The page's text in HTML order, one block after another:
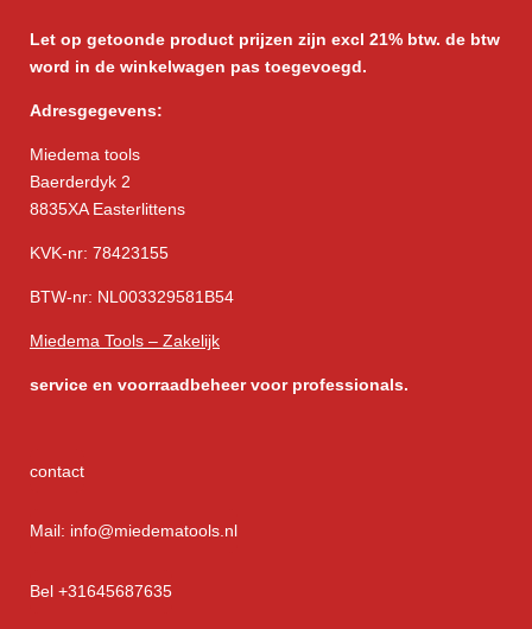
Let op getoonde product prijzen zijn excl 21% btw. de btw
word in de winkelwagen pas toegevoegd.
Adresgegevens:
Miedema tools
Baerderdyk 2
8835XA Easterlittens
KVK-nr: 78423155
BTW-nr: NL003329581B54
Miedema Tools – Zakelijk
service en voorraadbeheer voor professionals.
contact
Mail: info@miedematools.nl
Bel +31645687635